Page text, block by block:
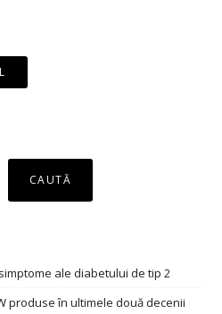
CAUTĂ
ale diabetului de tip 2
produse în ultimele două decenii